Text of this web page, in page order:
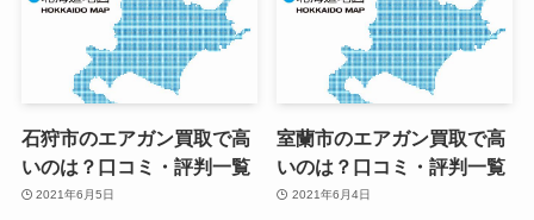
石狩市のエアガン買取で高
いのは？口コミ・評判一覧
2021年6月5日
室蘭市のエアガン買取で高
いのは？口コミ・評判一覧
2021年6月4日